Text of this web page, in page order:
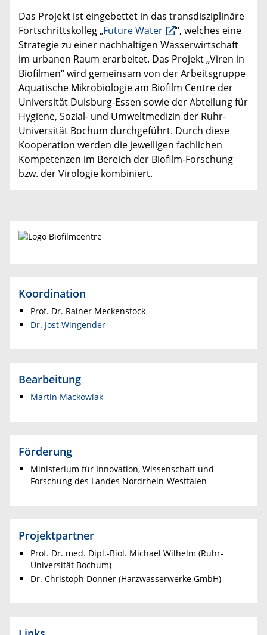
Das Projekt ist eingebettet in das transdisziplinäre
Fortschrittskolleg „Future Water
“, welches eine
Strategie zu einer nachhaltigen Wasserwirtschaft
im urbanen Raum erarbeitet. Das Projekt „Viren in
Biofilmen“ wird gemeinsam von der Arbeitsgruppe
Aquatische Mikrobiologie am Biofilm Centre der
Universität Duisburg-Essen sowie der Abteilung für
Hygiene, Sozial- und Umweltmedizin der Ruhr-
Universität Bochum durchgeführt. Durch diese
Kooperation werden die jeweiligen fachlichen
Kompetenzen im Bereich der Biofilm-Forschung
bzw. der Virologie kombiniert.
Koordination
Prof. Dr. Rainer Meckenstock
Dr. Jost Wingender
Bearbeitung
Martin Mackowiak
Förderung
Ministerium für Innovation, Wissenschaft und
Forschung des Landes Nordrhein-Westfalen
Projektpartner
Prof. Dr. med. Dipl.-Biol. Michael Wilhelm (Ruhr-
Universität Bochum)
Dr. Christoph Donner (Harzwasserwerke GmbH)